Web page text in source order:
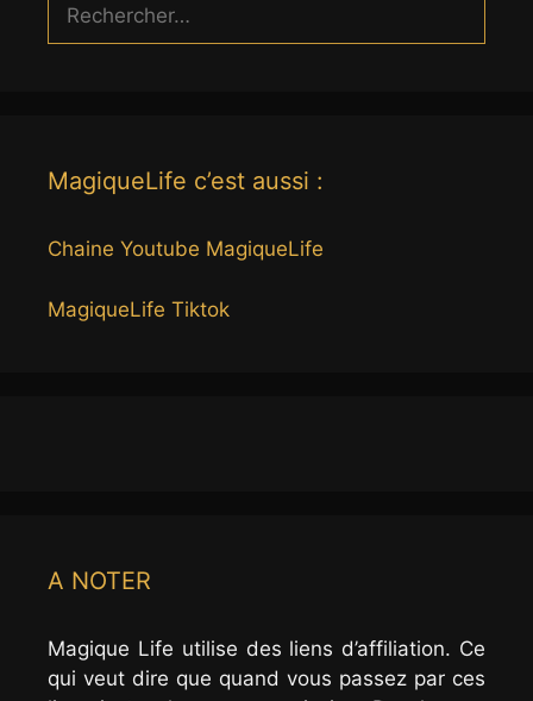
MagiqueLife c’est aussi :
Chaine Youtube MagiqueLife
MagiqueLife Tiktok
A NOTER
Magique Life utilise des liens d’affiliation. Ce
qui veut dire que quand vous passez par ces